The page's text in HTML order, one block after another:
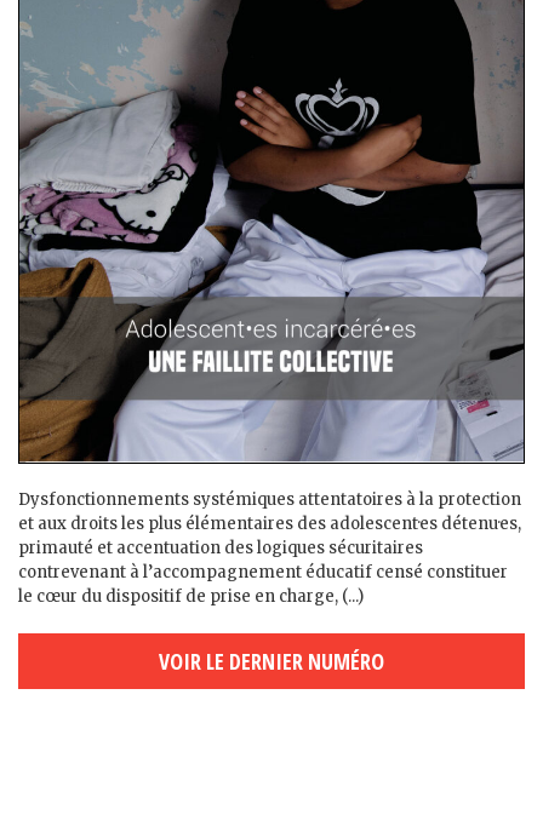
Dysfonctionnements systémiques attentatoires à la protection
et aux droits les plus élémentaires des adolescent·es détenu·es,
primauté et accentuation des logiques sécuritaires
contrevenant à l’accompagnement éducatif censé constituer
le cœur du dispositif de prise en charge, (...)
VOIR LE DERNIER NUMÉRO